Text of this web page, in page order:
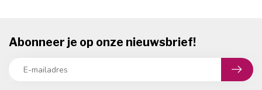
Abonneer je op onze nieuwsbrief!